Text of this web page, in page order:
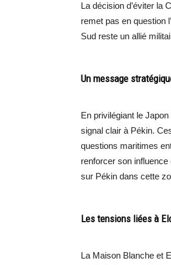
La décision d’éviter la
remet pas en question
Sud reste un allié
Un message
En privilégiant le
signal clair à Pékin.
questions maritimes
renforcer son
sur Pékin dans cette
Les tensions liées à
La Maison Blanche et